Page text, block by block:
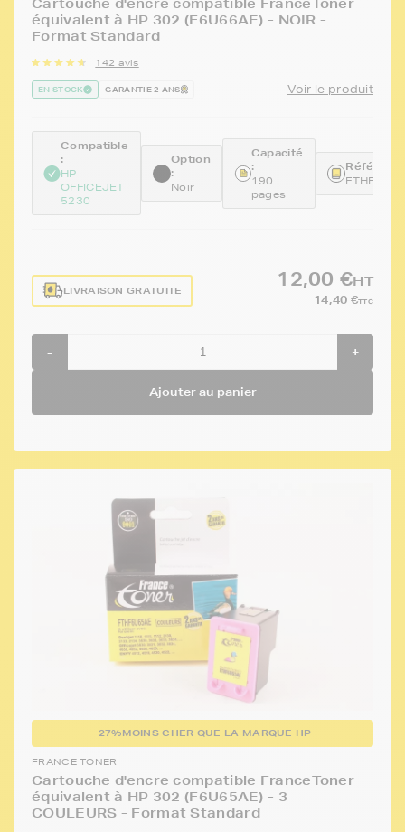
Cartouche d'encre compatible FranceToner
équivalent à HP 302 (F6U66AE) - NOIR -
Format Standard
142 avis
EN STOCK GARANTIE 2 ANS Voir le produit
Compatible
:
HP
OFFICEJET
5230
Option
:
Noir
Capacité
:
190
pages
LIVRAISON GRATUITE
12,00 €HT
14,40 €TTC
- +
Ajouter au panier
-27%MOINS CHER QUE LA MARQUE HP
FRANCE TONER
Cartouche d'encre compatible FranceToner
équivalent à HP 302 (F6U65AE) - 3
COULEURS - Format Standard